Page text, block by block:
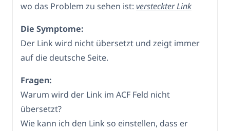
wo das Problem zu sehen ist: versteckter Link
Die Symptome:
Der Link wird nicht übersetzt und zeigt immer
auf die deutsche Seite.
Fragen:
Warum wird der Link im ACF Feld nicht
übersetzt?
Wie kann ich den Link so einstellen, dass er